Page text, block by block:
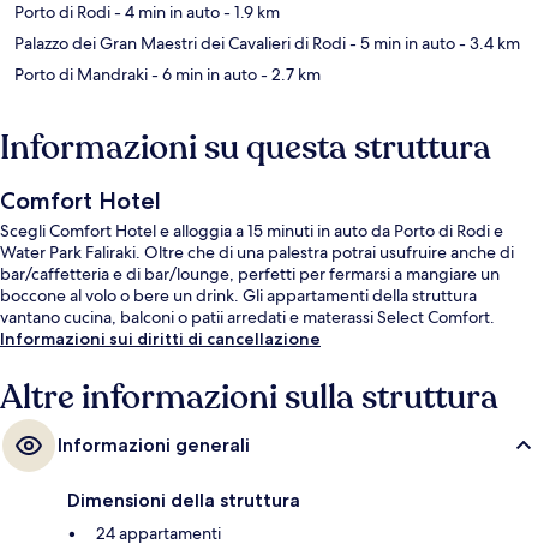
Porto di Rodi- 4 min in auto- 1.9 km
Palazzo dei Gran Maestri dei Cavalieri di Rodi- 5 min in auto- 3.4 km
Porto di Mandraki- 6 min in auto- 2.7 km
Informazioni su questa struttura
Comfort Hotel
Scegli Comfort Hotel e alloggia a 15 minuti in auto da Porto di Rodi e
Water Park Faliraki. Oltre che di una palestra potrai usufruire anche di
bar/caffetteria e di bar/lounge, perfetti per fermarsi a mangiare un
boccone al volo o bere un drink. Gli appartamenti della struttura
vantano cucina, balconi o patii arredati e materassi Select Comfort.
Informazioni sui diritti di cancellazione
Altre informazioni sulla struttura
Informazioni generali
Dimensioni della struttura
24 appartamenti